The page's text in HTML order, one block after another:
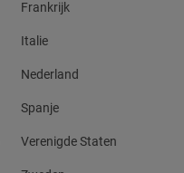
Frankrijk
Italie
Nederland
Spanje
Verenigde Staten